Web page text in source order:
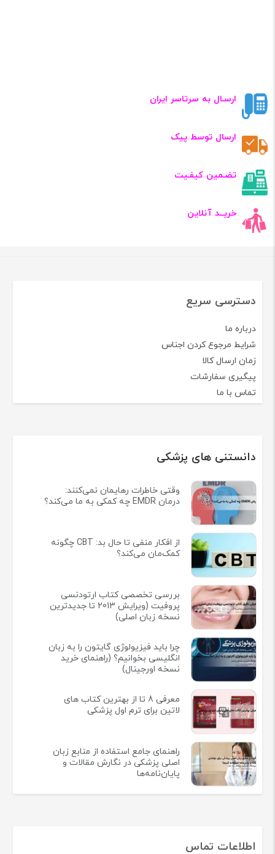
ارسـال به سرتاسر ایران
ارسال توسط پیک
تضـمین کیفـیت
خریــد آنلاین
دسترسی سریع
درباره ما
شرایط مرجوع کردن اجناس
زمان ارسال کالا
پیگیری سفارشات
تماس با ما
دانستنی های پزشکی
وقتی خاطرات رهایمان نمی‌کنند:
درمان EMDR چه کمکی به ما می‌کند؟
از افکار منفی تا حال بد: CBT چگونه
کمک‌مان می‌کند؟
بررسی تخصصی کتاب ارتودنسی
پروفیت (ویرایش 2013 تا جدیدترین
نسخه زبان اصلی)
چرا باید فیزیولوژی گایتون را به زبان
انگلیسی بخوانیم؟ (راهنمای خرید
نسخه اورجینال)
معرفی 8 تا از بهترین کتاب های
لاتین برای ترم اول پزشکی
راهنمای جامع استفاده از منابع زبان
اصلی پزشکی در نگارش مقالات و
پایان‌نامه‌ها
اطلاعات تماس